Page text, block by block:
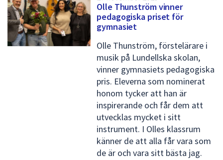
Olle Thunström vinner
pedagogiska priset för
gymnasiet
Olle Thunström, förstelärare i
musik på Lundellska skolan,
vinner gymnasiets pedagogiska
pris. Eleverna som nominerat
honom tycker att han är
inspirerande och får dem att
utvecklas mycket i sitt
instrument. I Olles klassrum
känner de att alla får vara som
de är och vara sitt bästa jag.